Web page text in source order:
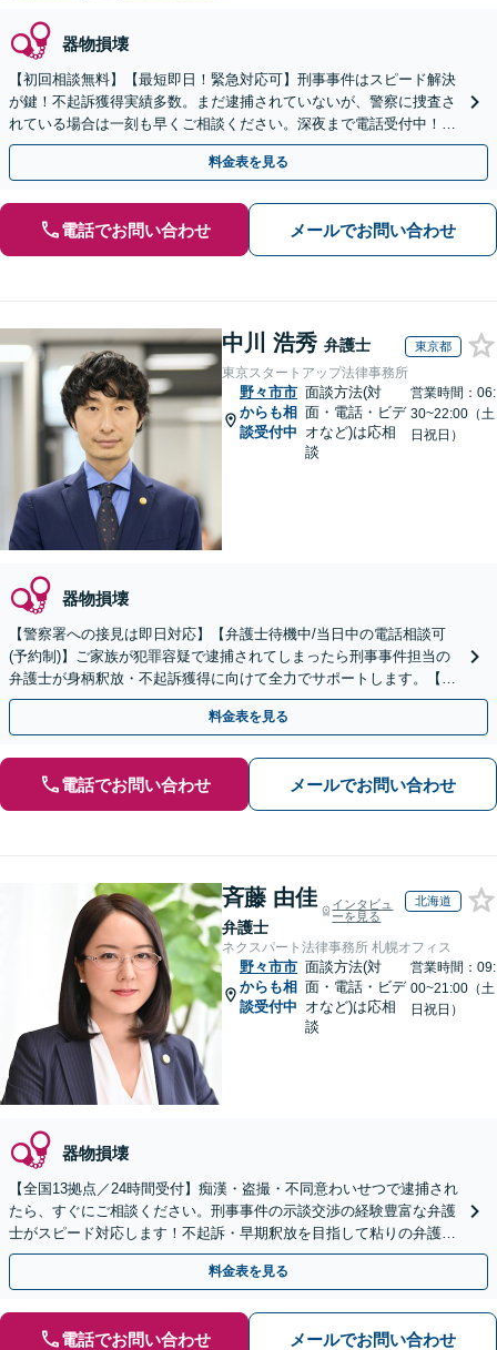
器物損壊
【初回相談無料】【最短即日！緊急対応可】刑事事件はスピード解決
が鍵！不起訴獲得実績多数。まだ逮捕されていないが、警察に捜査さ
れている場合は一刻も早くご相談ください。深夜まで電話受付中！痴
漢／盗撮／のぞき／その他性犯罪など
料金表を見る
電話でお問い合わせ メールでお問い合わせ
中川 浩秀 弁護士 東京都
東京スタートアップ法律事務所
野々市市
からも相
談受付中
面談方法(対
面・電話・ビデ
オなど)は応相
談
営業時間：06:
30~22:00（土
日祝日）
器物損壊
【警察署への接見は即日対応】【弁護士待機中/当日中の電話相談可
(予約制)】ご家族が犯罪容疑で逮捕されてしまったら刑事事件担当の
弁護士が身柄釈放・不起訴獲得に向けて全力でサポートします。【毎
月100名以上の相談実績】【全国対応】
料金表を見る
電話でお問い合わせ メールでお問い合わせ
斉藤 由佳
弁護士
インタビュ
ーを見る
北海道
ネクスパート法律事務所 札幌オフィス
野々市市
からも相
談受付中
面談方法(対
面・電話・ビデ
オなど)は応相
談
営業時間：09:
00~21:00（土
日祝日）
器物損壊
【全国13拠点／24時間受付】痴漢・盗撮・不同意わいせつで逮捕され
たら、すぐにご相談ください。刑事事件の示談交渉の経験豊富な弁護
士がスピード対応します！不起訴・早期釈放を目指して粘りの弁護活
動を行います。
料金表を見る
電話でお問い合わせ メールでお問い合わせ